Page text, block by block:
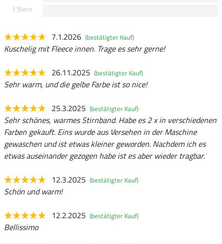
1 Stern
7.1.2026 (bestätigter Kauf)
Kuschelig mit Fleece innen. Trage es sehr gerne!
26.11.2025 (bestätigter Kauf)
Sehr warm, und die gelbe Farbe ist so nice!
25.3.2025 (bestätigter Kauf)
Sehr schönes, warmes Stirnband. Habe es 2 x in verschiedenen
Farben gekauft. Eins wurde aus Versehen in der Maschine
gewaschen und ist etwas kleiner geworden. Nachdem ich es
etwas auseinander gezogen habe ist es aber wieder tragbar.
12.3.2025 (bestätigter Kauf)
Schön und warm!
12.2.2025 (bestätigter Kauf)
Bellissimo